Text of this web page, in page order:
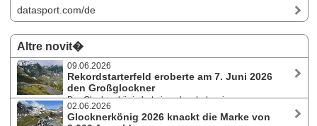
datasport.com/de
Altre novit�
09.06.2026
Rekordstarterfeld eroberte am 7. Juni 2026
den Großglockner
Der Glocknerkönig hat einmal mehr bewiesen, warum er
zu den legendärsten Bergrennen Europas zählt. Mit rund 3.000
Teilnehmer:innen aus 37 Nationen verzeichnete die Veranstaltung
02.06.2026
Glocknerkönig 2026 knackt die Marke von